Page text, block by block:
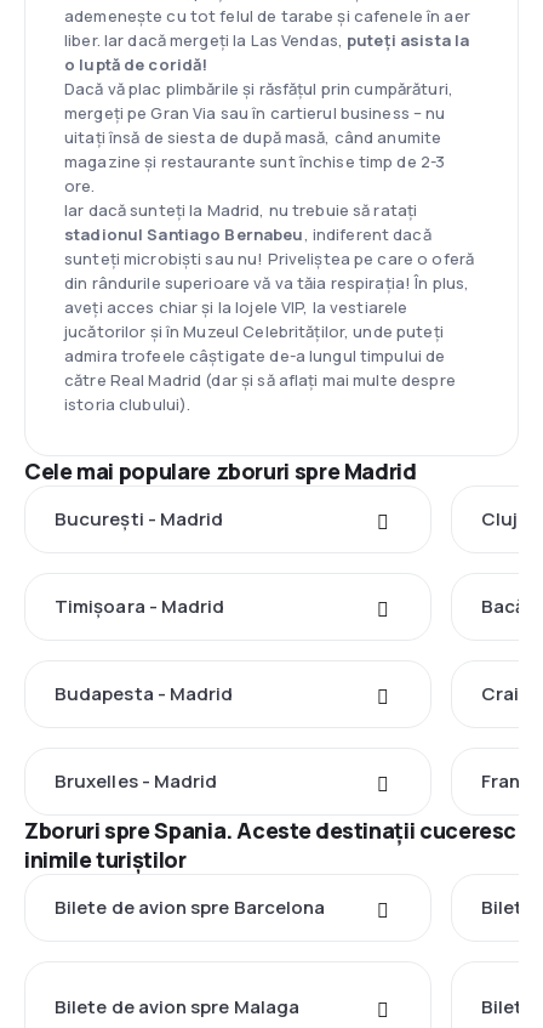
ademenește cu tot felul de tarabe și cafenele în aer
liber. Iar dacă mergeți la Las Vendas, puteți asista la
o luptă de coridă!
Dacă vă plac plimbările și răsfățul prin cumpărături,
mergeți pe Gran Via sau în cartierul business – nu
uitați însă de siesta de după masă, când anumite
magazine și restaurante sunt închise timp de 2-3
ore.
Iar dacă sunteți la Madrid, nu trebuie să ratați
stadionul Santiago Bernabeu, indiferent dacă
sunteți microbiști sau nu! Priveliștea pe care o oferă
din rândurile superioare vă va tăia respirația! În plus,
aveți acces chiar și la lojele VIP, la vestiarele
jucătorilor și în Muzeul Celebrităților, unde puteți
admira trofeele câștigate de-a lungul timpului de
către Real Madrid (dar și să aflați mai multe despre
istoria clubului).
Cele mai populare zboruri spre Madrid
București - Madrid Cluj-
Timișoara - Madrid
Budapesta - Madrid
Bruxelles - Madrid
Zboruri spre Spania. Aceste destinații cuceresc
inimile turiștilor
Bilete de avion spre Barcelona Bilete
Bilete de avion spre Malaga Bilete